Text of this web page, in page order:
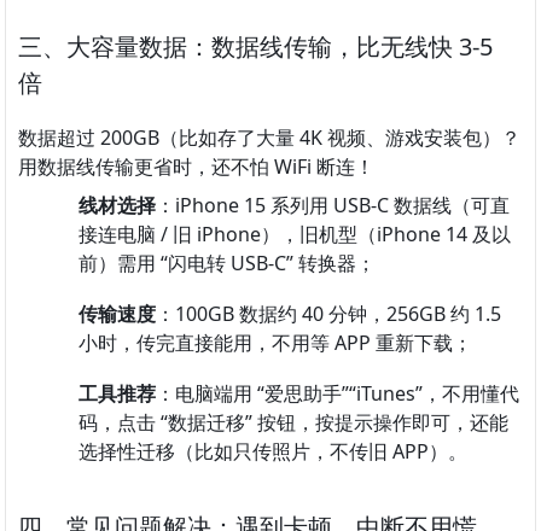
三、大容量数据：数据线传输，比无线快 3-5
倍
数据超过 200GB（比如存了大量 4K 视频、游戏安装包）？
用数据线传输更省时，还不怕 WiFi 断连！
线材选择 ：iPhone 15 系列用 USB-C 数据线（可直
接连电脑 / 旧 iPhone），旧机型（iPhone 14 及以
前）需用 “闪电转 USB-C” 转换器；
传输速度 ：100GB 数据约 40 分钟，256GB 约 1.5
小时，传完直接能用，不用等 APP 重新下载；
工具推荐 ：电脑端用 “爱思助手”“iTunes”，不用懂代
码，点击 “数据迁移” 按钮，按提示操作即可，还能
选择性迁移（比如只传照片，不传旧 APP）。